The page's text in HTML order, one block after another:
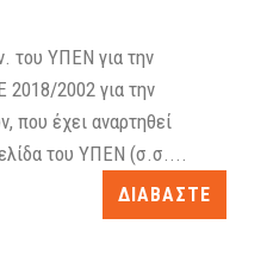
του ΥΠΕΝ για την
2002 για την
που έχει αναρτηθεί
του ΥΠΕΝ (σ.σ....
ΔΙΑΒΑΣΤΕ